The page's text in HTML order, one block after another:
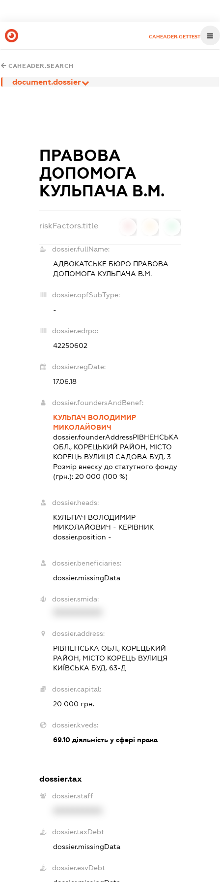
CAHEADER.GETTEST
CAHEADER.SEARCH
document.dossier
ПРАВОВА
ДОПОМОГА
КУЛЬПАЧА В.М.
riskFactors.title
dossier.fullName:
АДВОКАТСЬКЕ БЮРО ПРАВОВА
ДОПОМОГА КУЛЬПАЧА В.М.
dossier.opfSubType:
-
dossier.edrpo:
42250602
dossier.regDate:
17.06.18
dossier.foundersAndBenef:
КУЛЬПАЧ ВОЛОДИМИР
МИКОЛАЙОВИЧ
dossier.founderAddressРІВНЕНСЬКА
ОБЛ., КОРЕЦЬКИЙ РАЙОН, МІСТО
КОРЕЦЬ ВУЛИЦЯ САДОВА БУД. 3
Розмір внеску до статутного фонду
(грн.):20 000 (100 %)
dossier.heads:
КУЛЬПАЧ ВОЛОДИМИР
МИКОЛАЙОВИЧ - КЕРІВНИК
dossier.position -
dossier.beneficiaries:
dossier.missingData
dossier.smida:
dossier.address:
РІВНЕНСЬКА ОБЛ., КОРЕЦЬКИЙ
РАЙОН, МІСТО КОРЕЦЬ ВУЛИЦЯ
КИЇВСЬКА БУД. 63-Д
dossier.capital:
20 000 грн.
dossier.kveds:
69.10 діяльність у сфері права
dossier.tax
dossier.staff
dossier.taxDebt
dossier.missingData
dossier.esvDebt